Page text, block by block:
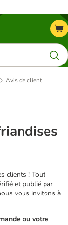
Avis de client
clients ! Tout
et publié par
vous invitons à
ou votre